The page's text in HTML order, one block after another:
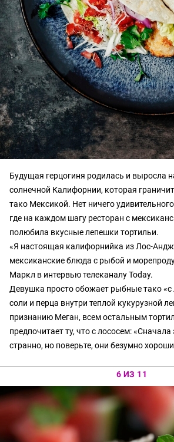
Будущая герцогиня родилась и выросла
солнечной Калифорнии, которая
тако Мексикой. Нет ничего
где на каждом шагу ресторан с
полюбила вкусные лепешки тортильи.
«Я настоящая калифорнийка из Лос-
мексиканские блюда с рыбой и
Маркл в интервью телеканалу Today.
Девушка просто обожает рыбные тако
соли и перца внутри теплой кукурузной
признанию Меган, всем остальным
предпочитает ту, что с лососем:
странно, но поверьте, они безумно
6 ИЗ 11